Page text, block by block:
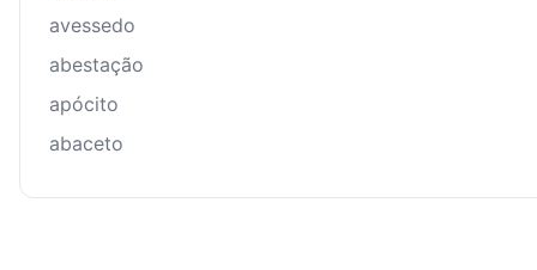
avessedo
abestação
apócito
abaceto